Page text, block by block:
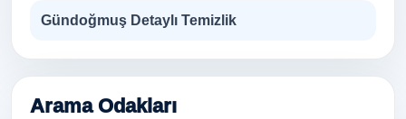
Gündoğmuş Detaylı Temizlik
Arama Odakları